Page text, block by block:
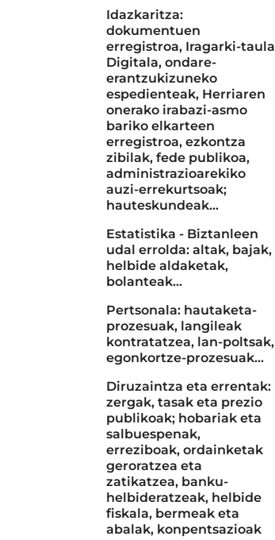
Idazkaritza:
dokumentuen
erregistroa, Iragarki-taula
Digitala, ondare-
erantzukizuneko
espedienteak, Herriaren
onerako irabazi-asmo
bariko elkarteen
erregistroa, ezkontza
zibilak, fede publikoa,
administrazioarekiko
auzi-errekurtsoak;
hauteskundeak…
Estatistika - Biztanleen
udal errolda: altak, bajak,
helbide aldaketak,
bolanteak...
Pertsonala: hautaketa-
prozesuak, langileak
kontratatzea, lan-poltsak,
egonkortze-prozesuak...
Diruzaintza eta errentak:
zergak, tasak eta prezio
publikoak; hobariak eta
salbuespenak,
erreziboak, ordainketak
geroratzea eta
zatikatzea, banku-
helbideratzeak, helbide
fiskala, bermeak eta
abalak, konpentsazioak